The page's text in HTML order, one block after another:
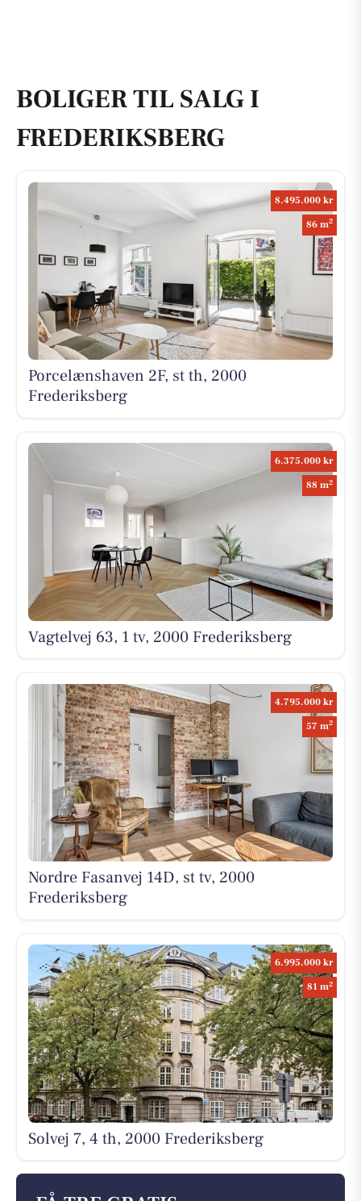
BOLIGER TIL SALG I
FREDERIKSBERG
8.495.000 kr
86 m2
Porcelænshaven 2F, st th, 2000
Frederiksberg
6.375.000 kr
88 m2
Vagtelvej 63, 1 tv, 2000 Frederiksberg
4.795.000 kr
57 m2
Nordre Fasanvej 14D, st tv, 2000
Frederiksberg
6.995.000 kr
81 m2
Solvej 7, 4 th, 2000 Frederiksberg